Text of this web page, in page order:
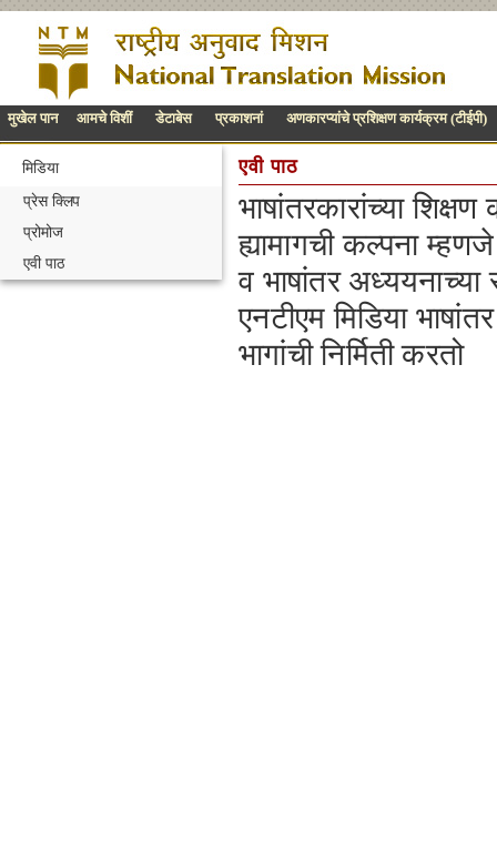
मुखेल पान आमचे विशीं डेटाबेस प्रकाशनां अणकारप्यांचे प्रशिक्षण कार्यक्रम (टीईपी)
मिडिया
प्रेस क्लिप
प्रोमोज
एवी पाठ
एवी पाठ
भाषांतरकारांच्या
ह्यामागची कल्पना
व भाषांतर
एनटीएम मिडिया
भागांची निर्मिती करतो